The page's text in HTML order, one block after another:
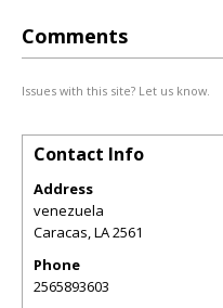
Comments
Issues with this site? Let us know.
Contact Info
Address
venezuela
Caracas,LA2561
Phone
2565893603